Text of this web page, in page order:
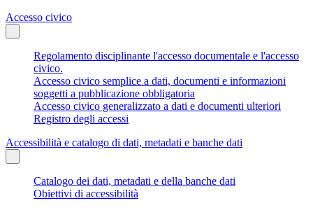
Accesso civico
Regolamento disciplinante l'accesso documentale e l'accesso
civico.
Accesso civico semplice a dati, documenti e informazioni
soggetti a pubblicazione obbligatoria
Accesso civico generalizzato a dati e documenti ulteriori
Registro degli accessi
Accessibilità e catalogo di dati, metadati e banche dati
Catalogo dei dati, metadati e della banche dati
Obiettivi di accessibilità